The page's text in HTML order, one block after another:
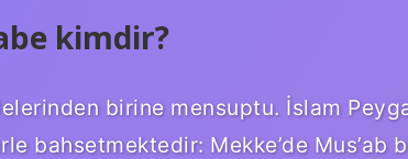
kimdir?
birine mensuptu. İslam
bahsetmektedir: Mekke’de Mus’ab